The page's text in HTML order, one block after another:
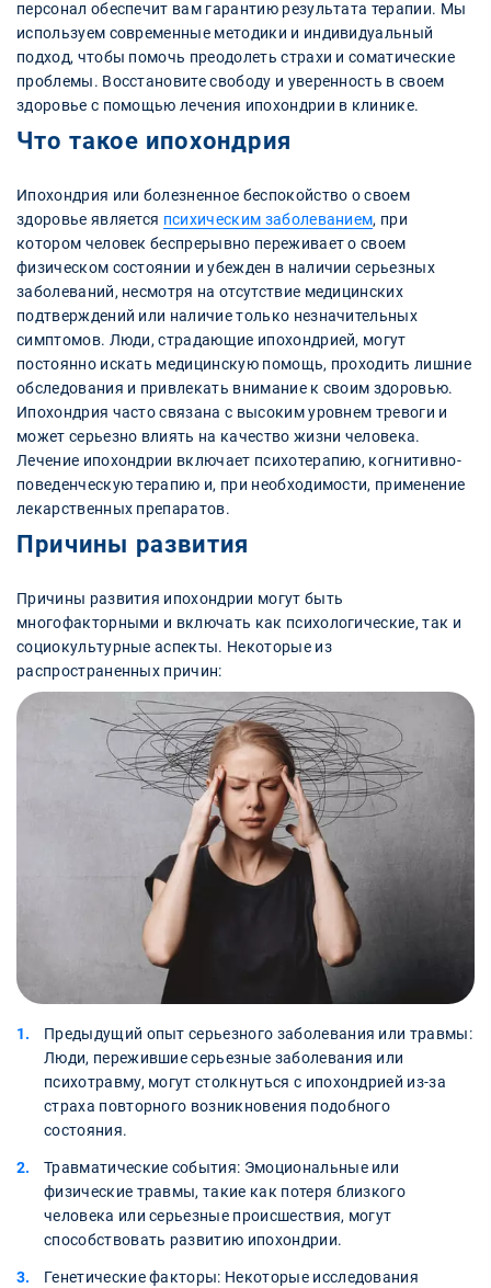
персонал обеспечит вам гарантию результата терапии. Мы
используем современные методики и индивидуальный
подход, чтобы помочь преодолеть страхи и соматические
проблемы. Восстановите свободу и уверенность в своем
здоровье с помощью лечения ипохондрии в клинике.
Что такое ипохондрия
Ипохондрия или болезненное беспокойство о своем
здоровье является психическим заболеванием, при
котором человек беспрерывно переживает о своем
физическом состоянии и убежден в наличии серьезных
заболеваний, несмотря на отсутствие медицинских
подтверждений или наличие только незначительных
симптомов. Люди, страдающие ипохондрией, могут
постоянно искать медицинскую помощь, проходить лишние
обследования и привлекать внимание к своим здоровью.
Ипохондрия часто связана с высоким уровнем тревоги и
может серьезно влиять на качество жизни человека.
Лечение ипохондрии включает психотерапию, когнитивно-
поведенческую терапию и, при необходимости, применение
лекарственных препаратов.
Причины развития
Причины развития ипохондрии могут быть
многофакторными и включать как психологические, так и
социокультурные аспекты. Некоторые из
распространенных причин:
Предыдущий опыт серьезного заболевания или травмы:
Люди, пережившие серьезные заболевания или
психотравму, могут столкнуться с ипохондрией из-за
страха повторного возникновения подобного
состояния.
Травматические события: Эмоциональные или
физические травмы, такие как потеря близкого
человека или серьезные происшествия, могут
способствовать развитию ипохондрии.
Генетические факторы: Некоторые исследования